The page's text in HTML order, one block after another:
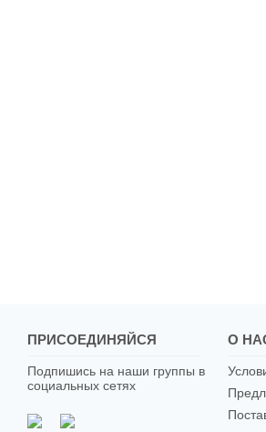
ПРИСОЕДИНЯЙСЯ
Подпишись на наши группы в
социальных сетях
О